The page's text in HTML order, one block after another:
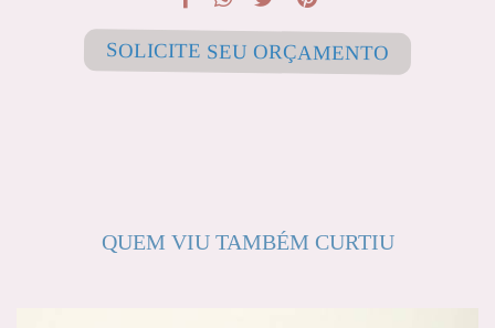
SOLICITE SEU ORÇAMENTO
QUEM VIU TAMBÉM CURTIU